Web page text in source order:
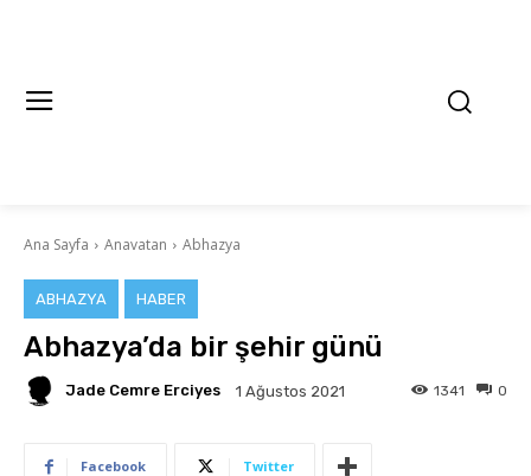
Ana Sayfa Anavatan Abhazya
ABHAZYA HABER
Abhazya’da bir şehir günü
Jade Cemre Erciyes 1 Ağustos 2021 0
1341
Facebook Twitter